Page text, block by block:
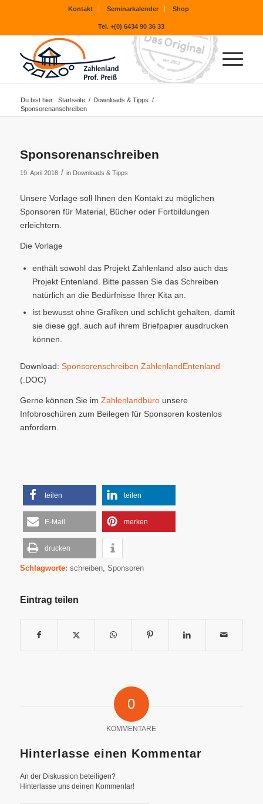
Kontakt Seminarkalender Shop
Tel. +(0) 6434 90 36 33
Du bist hier: Startseite / Downloads & Tipps /
Sponsorenanschreiben
Sponsorenanschreiben
19. April 2018 / in Downloads & Tipps
Unsere Vorlage soll Ihnen den Kontakt zu möglichen
Sponsoren für Material, Bücher oder Fortbildungen
erleichtern.
Die Vorlage
enthält sowohl das Projekt Zahlenland also auch das
Projekt Entenland. Bitte passen Sie das Schreiben
natürlich an die Bedürfnisse Ihrer Kita an.
ist bewusst ohne Grafiken und schlicht gehalten, damit
sie diese ggf. auch auf ihrem Briefpapier ausdrucken
können.
Download: Sponsorenschreiben ZahlenlandEntenland
(.DOC)
Gerne können Sie im Zahlenlandbürounsere
Infobroschüren zum Beilegen für Sponsoren kostenlos
anfordern.
teilen teilen
E-Mail merken
drucken
Schlagworte: schreiben, Sponsoren
Eintrag teilen
0
KOMMENTARE
Hinterlasse einen Kommentar
An der Diskussion beteiligen?
Hinterlasse uns deinen Kommentar!